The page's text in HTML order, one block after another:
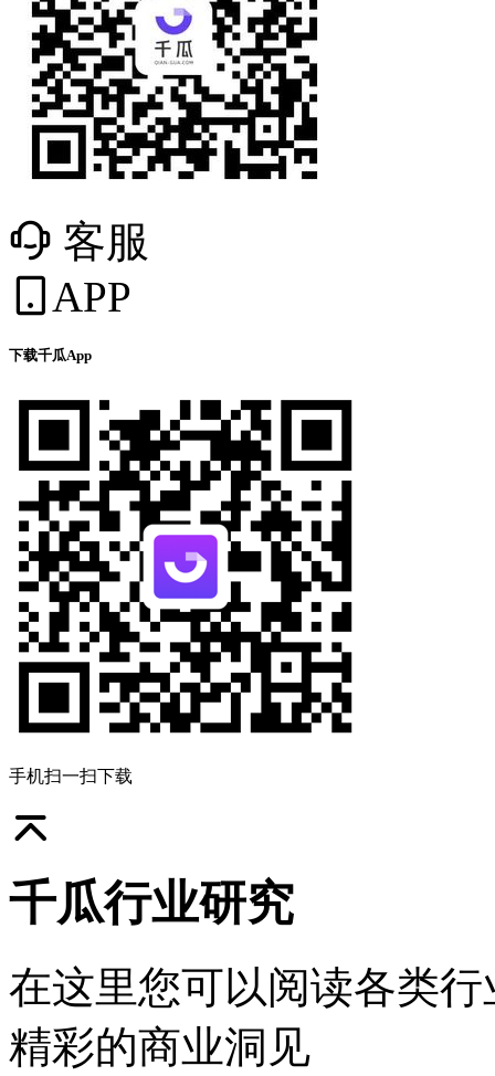
客服
APP
下载千瓜App
手机扫一扫下载
千瓜行业研究
在这里您可以阅读各类
精彩的商业洞见